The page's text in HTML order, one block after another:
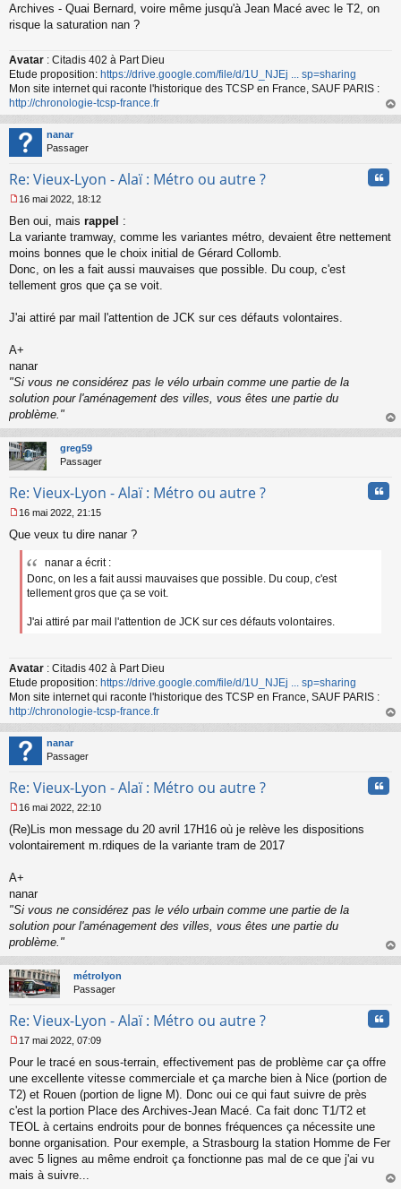
s
s
e
n
o
n
l
u
Archives - Quai Bernard, voire même jusqu'à Jean Macé avec le T2, on
risque la saturation nan ?
Avatar : Citadis 402 à Part Dieu
Etude proposition: https://drive.google.com/file/d/1U_NJEj ... sp=sharing
Mon site internet qui raconte l'historique des TCSP en France, SAUF PARIS :
http://chronologie-tcsp-france.fr
au
nanar
Passager
Re: Vieux-Lyon - Alaï : Métro ou autre ?
e
s
s
g
e
o
u
16 mai 2022, 18:12
Ben oui, mais rappel :
La variante tramway, comme les variantes métro, devaient être nettement
moins bonnes que le choix initial de Gérard Collomb.
Donc, on les a fait aussi mauvaises que possible. Du coup, c'est
tellement gros que ça se voit.
J'ai attiré par mail l'attention de JCK sur ces défauts volontaires.
A+
nanar
"Si vous ne considérez pas le vélo urbain comme une partie de la
solution pour l'aménagement des villes, vous êtes une partie du
problème."
au
greg59
Passager
Re: Vieux-Lyon - Alaï : Métro ou autre ?
e
s
u
16 mai 2022, 21:15
Que veux tu dire nanar ?
nanar a écrit :
Donc, on les a fait aussi mauvaises que possible. Du coup, c'est
tellement gros que ça se voit.
J'ai attiré par mail l'attention de JCK sur ces défauts volontaires.
Avatar : Citadis 402 à Part Dieu
Etude proposition: https://drive.google.com/file/d/1U_NJEj ... sp=sharing
Mon site internet qui raconte l'historique des TCSP en France, SAUF PARIS :
http://chronologie-tcsp-france.fr
au
nanar
Passager
Re: Vieux-Lyon - Alaï : Métro ou autre ?
e
s
g
e
n
o
n
u
16 mai 2022, 22:10
(Re)Lis mon message du 20 avril 17H16 où je relève les dispositions
volontairement m.rdiques de la variante tram de 2017
A+
nanar
"Si vous ne considérez pas le vélo urbain comme une partie de la
solution pour l'aménagement des villes, vous êtes une partie du
problème."
au
métrolyon
Passager
Re: Vieux-Lyon - Alaï : Métro ou autre ?
e
s
s
a
g
e
n
o
n
17 mai 2022, 07:09
Pour le tracé en sous-terrain, effectivement pas de problème car ça offre
une excellente vitesse commerciale et ça marche bien à Nice (portion de
T2) et Rouen (portion de ligne M). Donc oui ce qui faut suivre de près
c'est la portion Place des Archives-Jean Macé. Ca fait donc T1/T2 et
TEOL à certains endroits pour de bonnes fréquences ça nécessite une
bonne organisation. Pour exemple, a Strasbourg la station Homme de Fer
avec 5 lignes au même endroit ça fonctionne pas mal de ce que j'ai vu
mais à suivre...